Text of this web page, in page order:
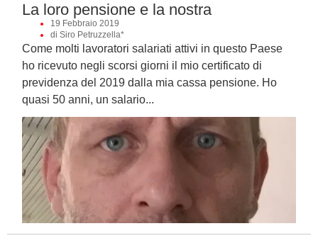
La loro pensione e la nostra
19 Febbraio 2019
di Siro Petruzzella*
Come molti lavoratori salariati attivi in questo Paese
ho ricevuto negli scorsi giorni il mio certificato di
previdenza del 2019 dalla mia cassa pensione. Ho
quasi 50 anni, un salario...